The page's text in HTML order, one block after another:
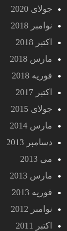
جولای 2020
نوامبر 2018
اکتبر 2018
مارس 2018
فوریه 2018
اکتبر 2017
جولای 2015
مارس 2014
دسامبر 2013
می 2013
مارس 2013
فوریه 2013
نوامبر 2012
اکتبر 2011